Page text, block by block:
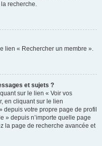
recherche.
lien « Rechercher un membre ».
et sujets ?
sur le lien « Voir vos
en cliquant sur le lien
depuis votre propre page de profil
» depuis n’importe quelle page
la page de recherche avancée et